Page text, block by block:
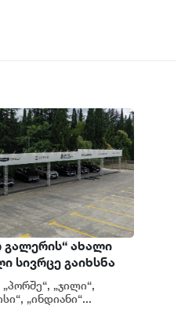
გალერის“ ახალი
სივრცე გაიხსნა
„ჯილი“,
„ინდიანი“...